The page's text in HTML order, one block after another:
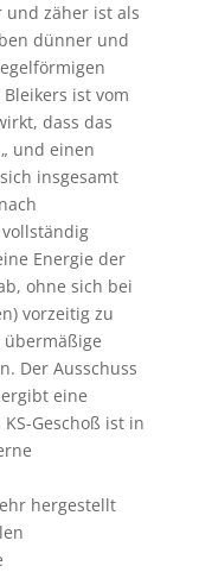
und zäher ist als
dünner und
ist vom
dass das
und einen
insgesamt
Energie der
ohne sich bei
vorzeitig zu
Der Ausschuss
eine
Geschoß ist in
hergestellt